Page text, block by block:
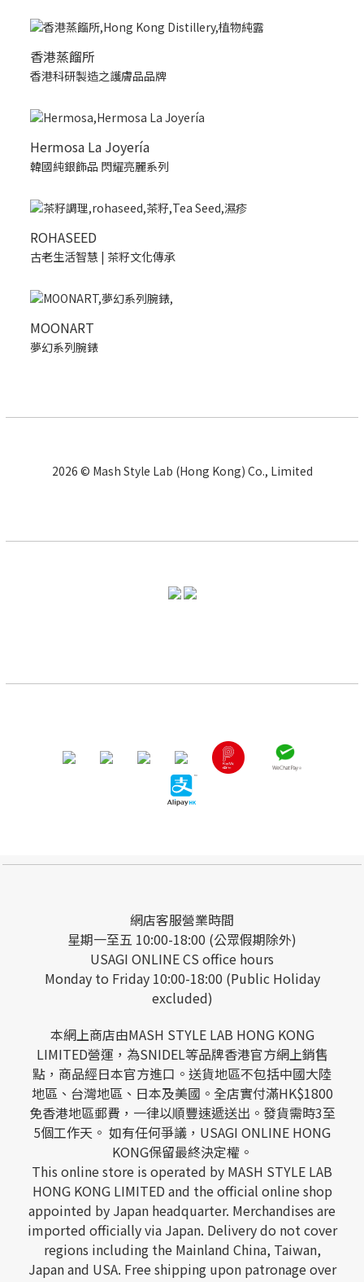
香港蒸餾所
香港科研製造之護膚品品牌
Hermosa La Joyería
韓國純銀飾品 閃耀亮麗系列
ROHASEED
古老生活智慧 | 茶籽文化傳承
MOONART
夢幻系列腕錶
2026 © Mash Style Lab (Hong Kong) Co., Limited
網店客服營業時間
星期一至五 10:00-18:00 (公眾假期除外)
USAGI ONLINE CS office hours
Monday to Friday 10:00-18:00 (Public Holiday
excluded)
本網上商店由MASH STYLE LAB HONG KONG
LIMITED營運，為SNIDEL等品牌香港官方網上銷售
點，商品經日本官方進口。送貨地區不包括中國大陸
地區、台灣地區、日本及美國。全店實付滿HK$1800
免香港地區郵費，一律以順豐速遞送出。發貨需時3至
5個工作天。 如有任何爭議，USAGI ONLINE HONG
KONG保留最終決定權。
This online store is operated by MASH STYLE LAB
HONG KONG LIMITED and the official online shop
appointed by Japan headquarter. Merchandises are
imported officially via Japan. Delivery do not cover
regions including the Mainland China, Taiwan,
Japan and USA. Free shipping upon patronage over